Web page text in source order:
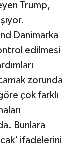
Trump,
Danimarka
edilmesi
zorunda
çok farklı
Bunlara
ifadelerini